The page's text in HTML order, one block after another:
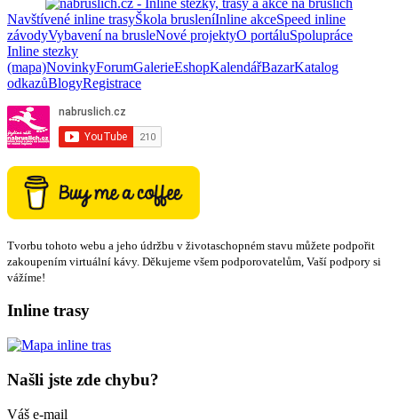
Navštívené inline trasyŠkola brusleníInline akceSpeed inline
závodyVybavení na brusleNové projektyO portáluSpolupráce
Inline stezky
(mapa)NovinkyForumGalerieEshopKalendářBazarKatalog
odkazůBlogyRegistrace
Tvorbu tohoto webu a jeho údržbu v životaschopném stavu můžete podpořit
zakoupením virtuální kávy. Děkujeme všem podporovatelům, Vaší podpory si
vážíme!
Inline trasy
Našli jste zde chybu?
Váš e-mail